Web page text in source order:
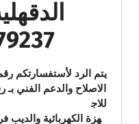
يتم الرد لأستفسارتكم
الاصلاح والدعم الفني
للاج
هزة الكهربائية والديب